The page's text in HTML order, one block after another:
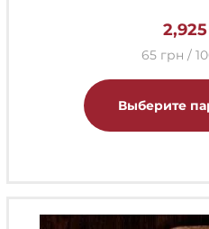
2,925
65 грн /
Выберите